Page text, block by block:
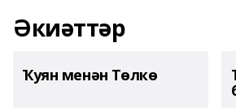
Әкиәттәр
Ҡуян менән Төлкө